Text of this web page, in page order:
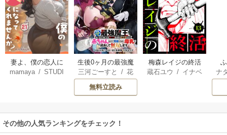
妻よ、僕の恋人に
なってくれません
mamaya/STUDI
生後0ヶ月の最強魔
王 食べるだけ強
くなるチート能力
持ち転生者だけど
雄たちの母乳で成
長して無双します
三河ごーすと /花
房雪/ マップ
無料立読み
梅森レイジの終活
蔵石ユウ / イナベ
ナ
その他の人気ランキングをチェック！